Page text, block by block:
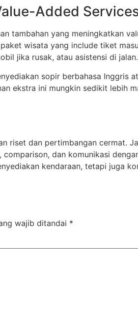
Added
tambahan yang meningkatkan
wisata yang include tiket
jika rusak, atau asistensi di jalan.
sopir berbahasa Inggris
ekstra ini mungkin sedikit lebih
riset dan pertimbangan cermat.
dan komunikasi
kendaraan, tetapi juga
wajib ditandai *